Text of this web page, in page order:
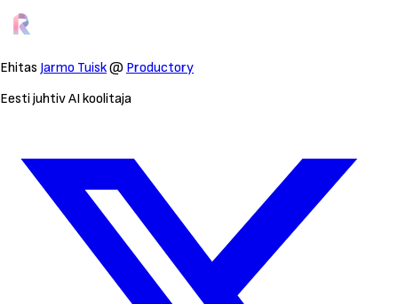
Ehitas Jarmo Tuisk@ Productory
Eesti juhtiv AI koolitaja